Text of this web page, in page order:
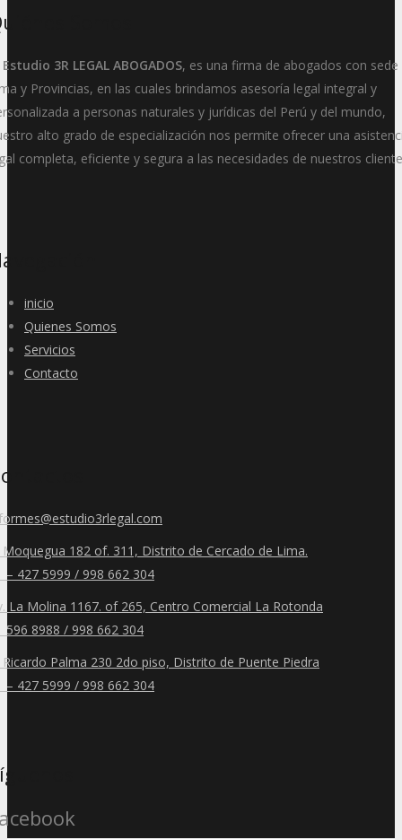
Somos
3R LEGAL ABOGADOS, es una firma de abogados con sede
y Provincias, en las cuales brindamos asesoría legal integral y
a personas naturales y jurídicas del Perú y del mundo,
alto grado de especialización nos permite ofrecer una
completa, eficiente y segura a las necesidades de nuestros
inicio
Quienes Somos
Servicios
Contacto
Moquegua 182 of. 311, Distrito de Cercado de Lima.
– 427 5999 / 998 662 304
La Molina 1167. of 265, Centro Comercial La Rotonda
596 8988 / 998 662 304
Ricardo Palma 230 2do piso, Distrito de Puente Piedra
– 427 5999 / 998 662 304